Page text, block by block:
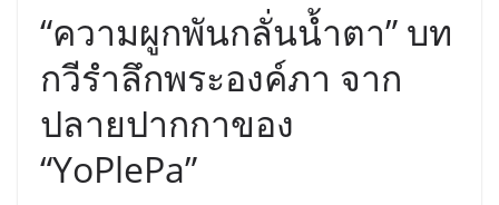
“ความผูกพันกลั่นน้ำตา” บท
กวีรำลึกพระองค์ภา จาก
ปลายปากกาของ
“YoPlePa”